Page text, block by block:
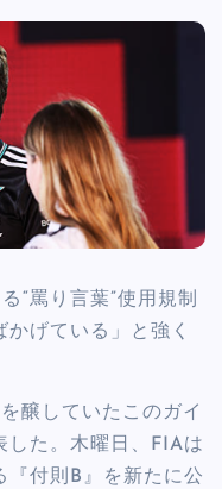
“罵り言葉”使用規制
げている」と強く
醸していたこのガイ
した。木曜日、FIAは
『付則B』を新たに公